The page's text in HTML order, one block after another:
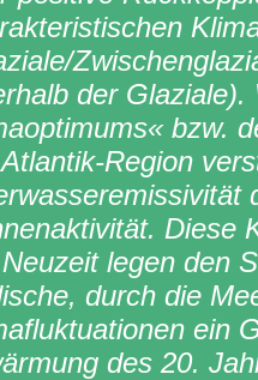
der
bzw.
Region
Diese
legen den
durch die
ein
des 20.